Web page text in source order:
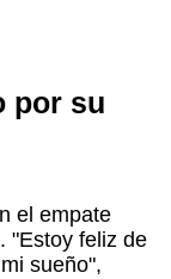
por su
el empate
"Estoy feliz de
sueño",